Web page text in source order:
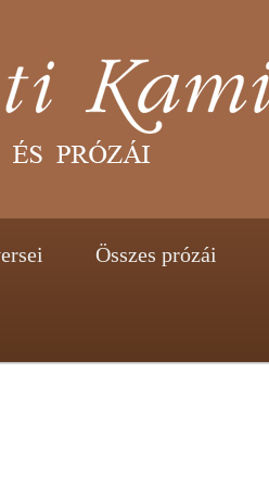
Összes prózái